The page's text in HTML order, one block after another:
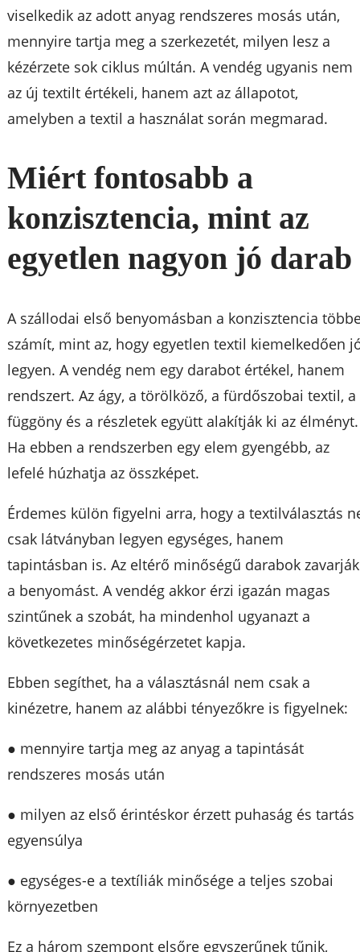
viselkedik az adott anyag rendszeres mosás után,
mennyire tartja meg a szerkezetét, milyen lesz a
kézérzete sok ciklus múltán. A vendég ugyanis nem
az új textilt értékeli, hanem azt az állapotot,
amelyben a textil a használat során megmarad.
Miért fontosabb a
konzisztencia, mint az
egyetlen nagyon jó darab
A szállodai első benyomásban a konzisztencia
számít, mint az, hogy egyetlen textil kiemelkedően
legyen. A vendég nem egy darabot értékel, hanem
rendszert. Az ágy, a törölköző, a fürdőszobai textil, a
függöny és a részletek együtt alakítják ki az élményt.
Ha ebben a rendszerben egy elem gyengébb, az
lefelé húzhatja az összképet.
Érdemes külön figyelni arra, hogy a textilválasztás
csak látványban legyen egységes, hanem
tapintásban is. Az eltérő minőségű darabok zavarják
a benyomást. A vendég akkor érzi igazán magas
szintűnek a szobát, ha mindenhol ugyanazt a
következetes minőségérzetet kapja.
Ebben segíthet, ha a választásnál nem csak a
kinézetre, hanem az alábbi tényezőkre is figyelnek:
● mennyire tartja meg az anyag a tapintását
rendszeres mosás után
● milyen az első érintéskor érzett puhaság és tartás
egyensúlya
● egységes-e a textíliák minősége a teljes szobai
környezetben
Ez a három szempont elsőre egyszerűnek tűnik,